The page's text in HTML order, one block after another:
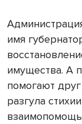
имя
имущества. А
помогают
разгула